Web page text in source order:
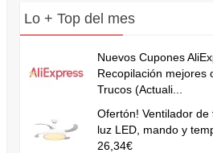
Lo + Top del mes
Nuevos Cupones
Recopilación mejores
Trucos (Actuali...
Ofertón! Ventilador de
luz LED, mando y
26,34€